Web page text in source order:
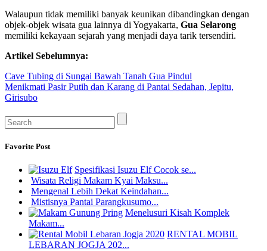
Walaupun tidak memiliki banyak keunikan dibandingkan dengan
objek-objek wisata gua lainnya di Yogyakarta, Gua Selarong
memiliki kekayaan sejarah yang menjadi daya tarik tersendiri.
Artikel Sebelumnya:
Cave Tubing di Sungai Bawah Tanah Gua Pindul
Menikmati Pasir Putih dan Karang di Pantai Sedahan, Jepitu,
Girisubo
Favorite Post
Spesifikasi Isuzu Elf Cocok se...
Wisata Religi Makam Kyai Maksu...
Mengenal Lebih Dekat Keindahan...
Mistisnya Pantai Parangkusumo...
Menelusuri Kisah Komplek
Makam...
RENTAL MOBIL
LEBARAN JOGJA 202...